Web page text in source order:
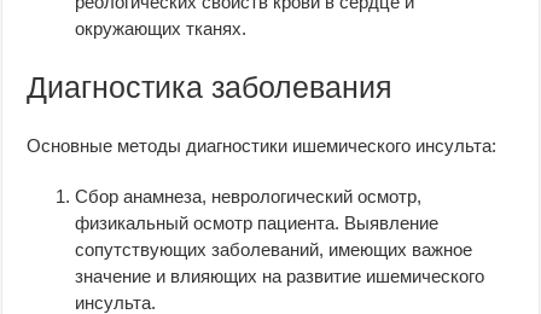
окружающих тканях.
Диагностика заболевания
Основные методы диагностики ишемического инсульта:
Сбор анамнеза, неврологический осмотр,
физикальный осмотр пациента. Выявление
сопутствующих заболеваний, имеющих важное
значение и влияющих на развитие ишемического
инсульта.